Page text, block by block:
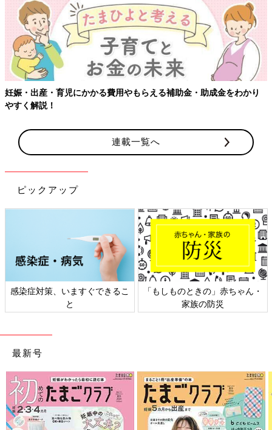
妊娠・出産・育児にかかる費用やもらえる補助金・助成金をわかり
やすく解説！
連載一覧へ
ピックアップ
感染症対策、いますぐできるこ
と
「もしものときの」赤ちゃん・
家族の防災
最新号